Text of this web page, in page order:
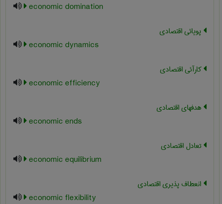
economic domination
پویائی اقتصادی
economic dynamics
کارآئی اقتصادی
economic efficiency
هدفهای اقتصادی
economic ends
تعادل اقتصادی
economic equilibrium
انعطاف پذیری اقتصادی
economic flexibility